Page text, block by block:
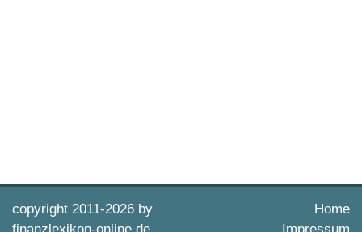
copyright 2011-2026 by
Home